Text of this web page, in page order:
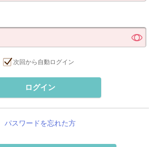
次回から自動ログイン
ログイン
パスワードを忘れた方